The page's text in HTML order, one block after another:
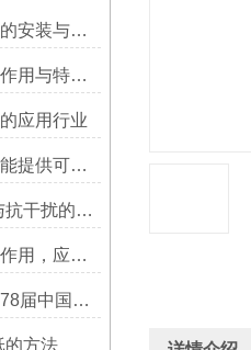
OMEGA热电偶连接器的安装与调试
OMEGA热电偶连接器作用与特点是什么？
应用行业
OMEGA热电偶连接器能提供可靠的信号传输
怎样处理热电偶测温与抗干扰的问题
OMEGA热电偶测温线作用，应用领域
2011年11月9-11日-第78届中国电子展
的方法